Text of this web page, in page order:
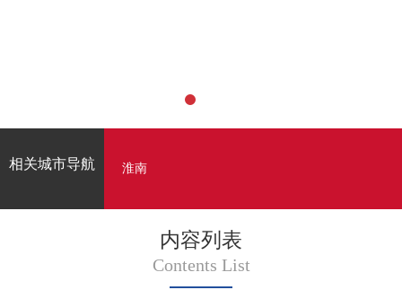
相关城市导航 淮南
内容列表
Contents List